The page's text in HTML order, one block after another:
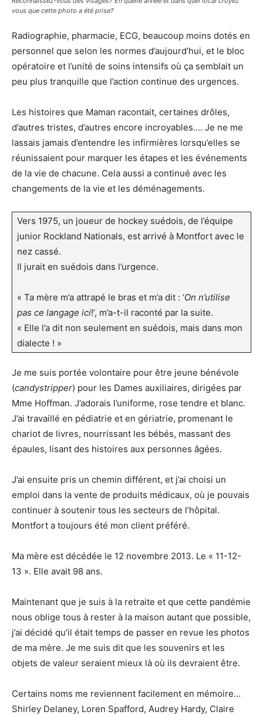
vous que cette photo a été prise?
Radiographie, pharmacie, ECG, beaucoup moins dotés en
personnel que selon les normes d’aujourd’hui, et le bloc
opératoire et l’unité de soins intensifs où ça semblait un
peu plus tranquille que l’action continue des urgences.
Les histoires que Maman racontait, certaines drôles,
d’autres tristes, d’autres encore incroyables…. Je ne me
lassais jamais d’entendre les infirmières lorsqu’elles se
réunissaient pour marquer les étapes et les événements
de la vie de chacune. Cela aussi a continué avec les
changements de la vie et les déménagements.
Vers 1975, un joueur de hockey suédois, de l’équipe
junior Rockland Nationals, est arrivé à Montfort avec le
nez cassé.
Il jurait en suédois dans l’urgence.
« Ta mère m’a attrapé le bras et m’a dit : ‘On n’utilise
pas ce langage ici!’, m’a-t-il raconté par la suite.
« Elle l’a dit non seulement en suédois, mais dans mon
dialecte ! »
Je me suis portée volontaire pour être jeune bénévole
(candystripper) pour les Dames auxiliaires, dirigées par
Mme Hoffman. J’adorais l’uniforme, rose tendre et blanc.
J’ai travaillé en pédiatrie et en gériatrie, promenant le
chariot de livres, nourrissant les bébés, massant des
épaules, lisant des histoires aux personnes âgées.
J’ai ensuite pris un chemin différent, et j’ai choisi un
emploi dans la vente de produits médicaux, où je pouvais
continuer à soutenir tous les secteurs de l’hôpital.
Montfort a toujours été mon client préféré.
Ma mère est décédée le 12 novembre 2013. Le « 11-12-
13 ». Elle avait 98 ans.
Maintenant que je suis à la retraite et que cette pandémie
nous oblige tous à rester à la maison autant que possible,
j’ai décidé qu’il était temps de passer en revue les photos
de ma mère. Je me suis dit que les souvenirs et les
objets de valeur seraient mieux là où ils devraient être.
Certains noms me reviennent facilement en mémoire…
Shirley Delaney, Loren Spafford, Audrey Hardy, Claire